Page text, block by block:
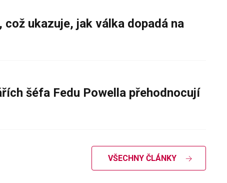
ukazuje, jak válka dopadá na
šéfa Fedu Powella přehodnocují
VŠECHNY ČLÁNKY